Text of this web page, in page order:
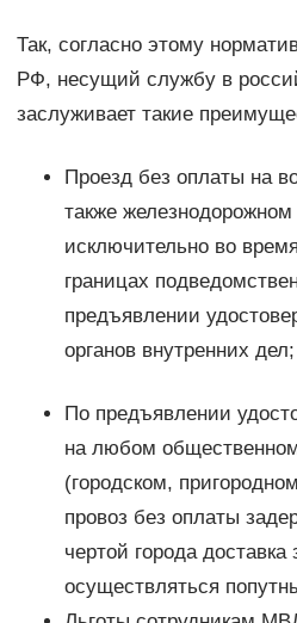
Так, согласно этому
РФ, несущий службу в
заслуживает такие
Проезд без оплаты на
также железнодорожном
исключительно во
границах
предъявлении
органов внутренних дел;
По предъявлении
на любом
(городском,
провоз без оплаты
чертой города
осуществляться